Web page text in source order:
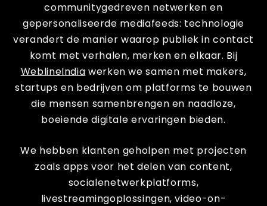
communitygedreven netwerken en
gepersonaliseerde mediafeeds: technologie
verandert de manier waarop publiek in contact
komt met verhalen, merken en elkaar. Bij
WeblineIndia werken we samen met makers,
startups en bedrijven om platforms te bouwen
die mensen samenbrengen en naadloze,
boeiende digitale ervaringen bieden.
We hebben klanten geholpen met projecten
zoals apps voor het delen van content,
socialenetwerkplatforms,
livestreamingoplossingen, video-on-